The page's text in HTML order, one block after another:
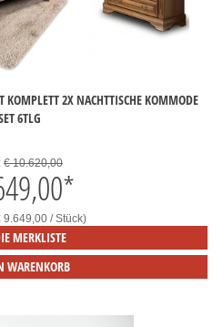
KOMPLETT 2X NACHTTISCHE KOMMODE
6TLG
€ 10.620,00
*
9.649,00 / Stück)
MERKLISTE
WARENKORB